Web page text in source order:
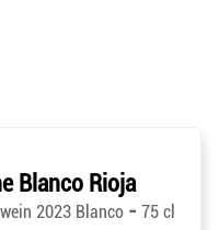
Blanco Rioja
2023 Blanco -75 cl